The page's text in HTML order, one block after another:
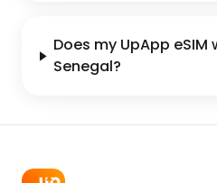
Does my UpApp
Senegal?